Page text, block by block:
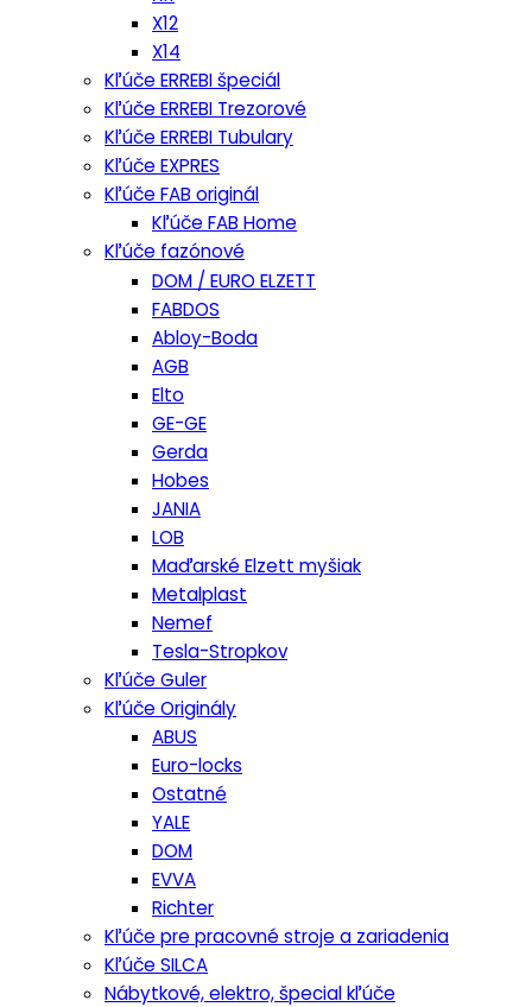
X12
X14
Kľúče ERREBI špeciál
Kľúče ERREBI Trezorové
Kľúče ERREBI Tubulary
Kľúče EXPRES
Kľúče FAB originál
Kľúče FAB Home
Kľúče fazónové
DOM / EURO ELZETT
FABDOS
Abloy-Boda
AGB
Elto
GE-GE
Gerda
Hobes
JANIA
LOB
Maďarské Elzett myšiak
Metalplast
Nemef
Tesla-Stropkov
Kľúče Guler
Kľúče Originály
ABUS
Euro-locks
Ostatné
YALE
DOM
EVVA
Richter
Kľúče pre pracovné stroje a zariadenia
Kľúče SILCA
Nábytkové, elektro, špecial kľúče